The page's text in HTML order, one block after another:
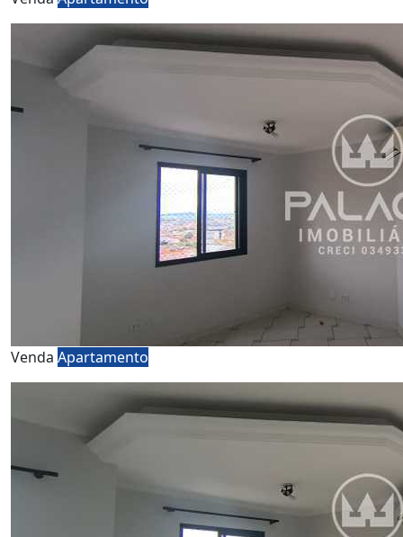
Venda Apartamento